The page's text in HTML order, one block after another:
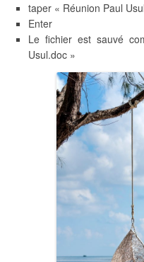
taper « Réunion Paul
Enter
Le fichier est sauvé
Usul.doc »